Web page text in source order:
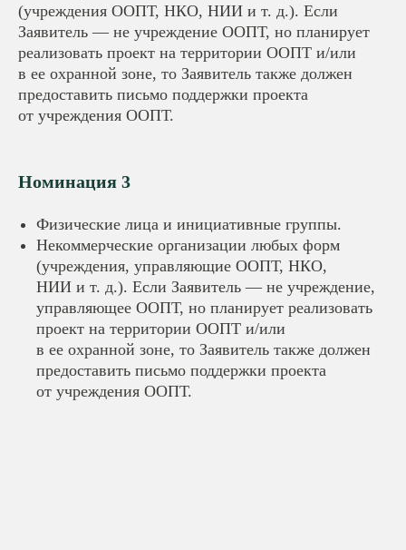
(учреждения ООПТ, НКО, НИИ и т. д.). Если
Заявитель — не учреждение ООПТ, но планирует
реализовать проект на территории ООПТ и/или
в ее охранной зоне, то Заявитель также должен
предоставить письмо поддержки проекта
от учреждения ООПТ.
Номинация 3
Физические лица и инициативные группы.
Некоммерческие организации любых форм
(учреждения, управляющие ООПТ, НКО,
НИИ и т. д.). Если Заявитель — не учреждение,
управляющее ООПТ, но планирует реализовать
проект на территории ООПТ и/или
в ее охранной зоне, то Заявитель также должен
предоставить письмо поддержки проекта
от учреждения ООПТ.